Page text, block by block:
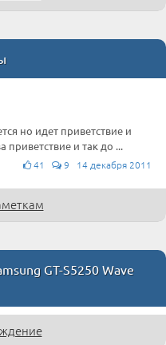
но идет приветствие и
приветствие и так до ...
41 9 14 декабря 2011
GT-S5250 Wave